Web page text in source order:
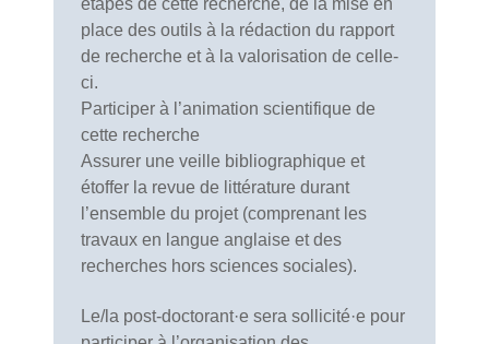
place des outils à la rédaction du rapport
de recherche et à la valorisation de celle-
ci.
Participer à l’animation scientifique de
cette recherche
Assurer une veille bibliographique et
étoffer la revue de littérature durant
l’ensemble du projet (comprenant les
travaux en langue anglaise et des
recherches hors sciences sociales).
Le/la post-doctorant·e sera sollicité·e pour